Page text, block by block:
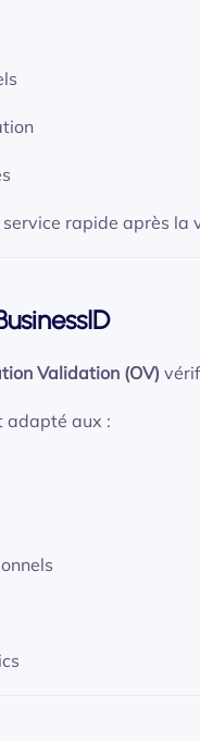
service rapide après la
Validation (OV)
adapté aux :